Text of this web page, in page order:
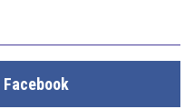
Facebook